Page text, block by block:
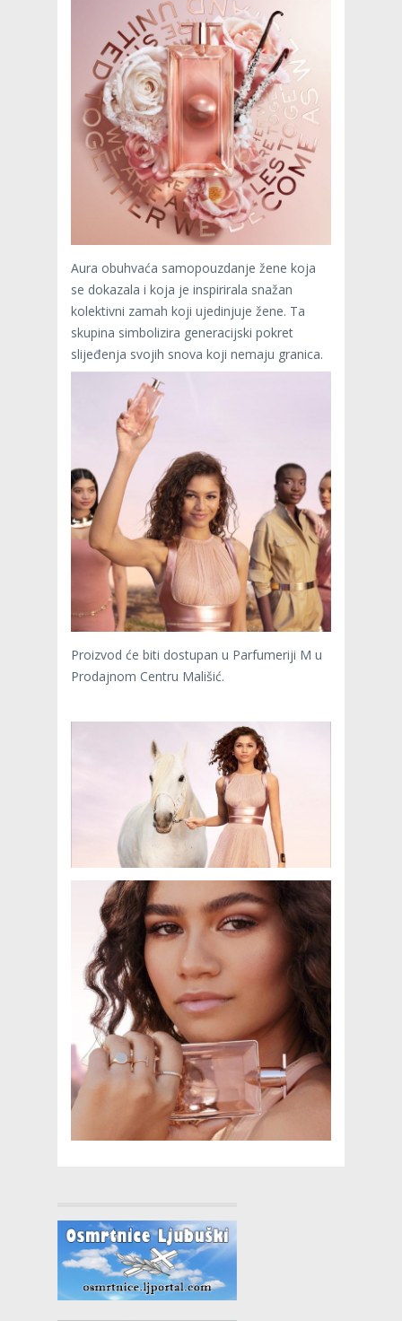
Aura obuhvaća samopouzdanje žene koja
se dokazala i koja je inspirirala snažan
kolektivni zamah koji ujedinjuje žene. Ta
skupina simbolizira generacijski pokret
slijeđenja svojih snova koji nemaju granica.
Proizvod će biti dostupan u Parfumeriji M u
Prodajnom Centru Mališić.